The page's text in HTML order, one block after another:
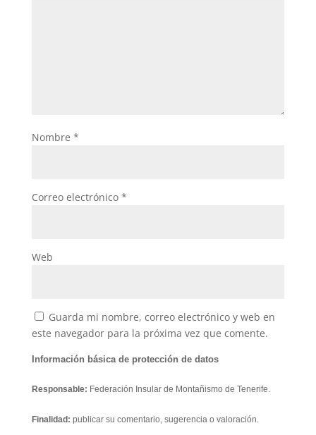
Nombre *
Correo electrónico *
Web
Guarda mi nombre, correo electrónico y web en
este navegador para la próxima vez que comente.
Información básica de protección de datos
Responsable: Federación Insular de Montañismo de Tenerife.
Finalidad: publicar su comentario, sugerencia o valoración.